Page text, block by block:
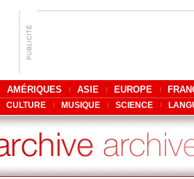
AMÉRIQUES ASIE EUROPE
CULTURE MUSIQUE SCIENCE